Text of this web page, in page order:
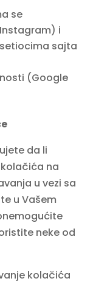
se
i
sajta
(Google
da li
na
u vezi sa
u Vašem
neke od
kolačića